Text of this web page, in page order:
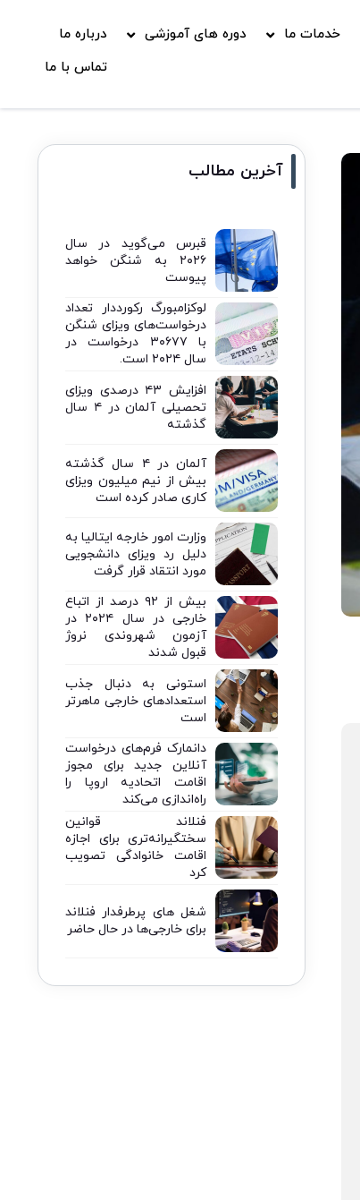
خدمات ما دوره های آموزشی
درباره ما
تماس با ما
آخرین مطالب
قبرس می‌گوید در سال
۲۰۲۶ به شنگن خواهد
پیوست
لوکزامبورگ رکورددار تعداد
درخواست‌های ویزای شنگن
با ۳۰۶۷۷ درخواست در
سال ۲۰۲۴ است.
افزایش ۴۳ درصدی ویزای
تحصیلی آلمان در ۴ سال
گذشته
آلمان در ۴ سال گذشته
بیش از نیم میلیون ویزای
کاری صادر کرده است
وزارت امور خارجه ایتالیا به
دلیل رد ویزای دانشجویی
مورد انتقاد قرار گرفت
بیش از ۹۲ درصد از اتباع
خارجی در سال ۲۰۲۴ در
آزمون شهروندی نروژ
قبول شدند
استونی به دنبال جذب
استعدادهای خارجی ماهرتر
است
دانمارک فرم‌های درخواست
آنلاین جدید برای مجوز
اقامت اتحادیه اروپا را
راه‌اندازی می‌کند
فنلاند قوانین
سختگیرانه‌تری برای اجازه
اقامت خانوادگی تصویب
کرد
شغل های پرطرفدار فنلاند
برای خارجی‌ها در حال حاضر